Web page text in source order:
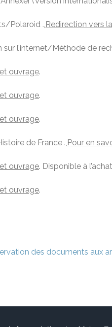
Polaroid .,Redirection vers
sur l’internet/Méthode de
ouvrage.
ouvrage.
ouvrage.
de France .,Pour en
ouvrage. Disponible à
ouvrage.
des documents aux